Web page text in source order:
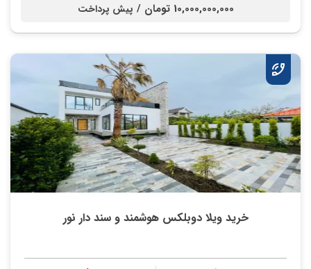
10,000,000,000 تومان / پیش پرداخت
خرید ویلا دوبلکس هوشمند و سند دار نور